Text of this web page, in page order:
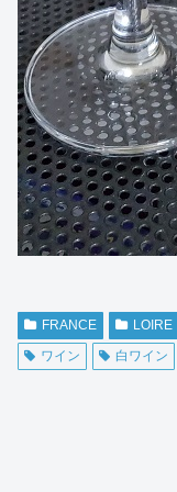
FRANCE LOIRE
ワイン
白ワイン